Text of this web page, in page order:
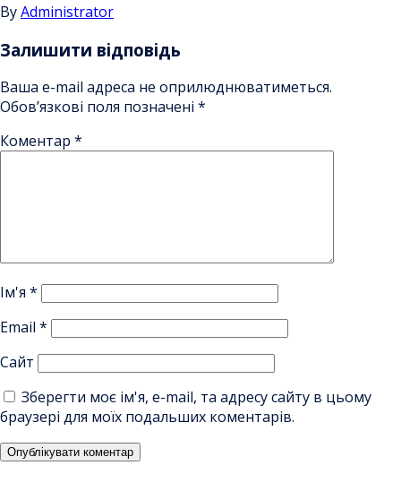
ByAdministrator
Залишити відповідь
Ваша e-mail адреса не оприлюднюватиметься.
Обов’язкові поля позначені *
Коментар *
Ім'я *
Email *
Сайт
Зберегти моє ім'я, e-mail, та адресу сайту в цьому
браузері для моїх подальших коментарів.